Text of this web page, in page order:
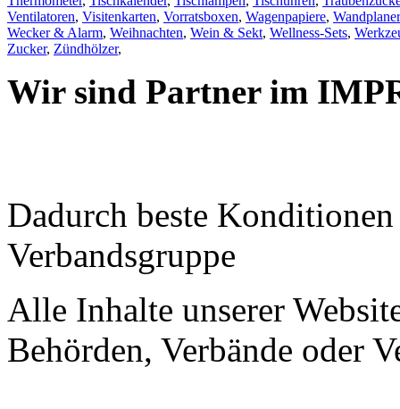
Ventilatoren, Visitenkarten, Vorratsboxen, Wagenpapiere, Wandplaner
Wecker & Alarm, Weihnachten, Wein & Sekt, Wellness-Sets,
Zucker, Zündhölzer,
Wir sind Partner im
Dadurch beste
Verbandsgruppe
Alle Inhalte unserer
Behörden, Verbände oder